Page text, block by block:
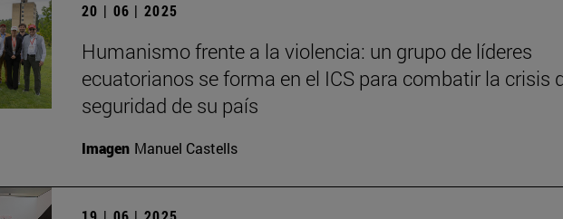
20 | 06 | 2025
Humanismo frente a la violencia: un grupo de líderes
ecuatorianos se forma en el ICS para combatir la crisis
seguridad de su país
Imagen Manuel Castells